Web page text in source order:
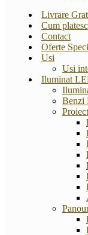
Livrare
Cum platesc
Contact
Oferte
Usi
Usi
Iluminat
Benzi